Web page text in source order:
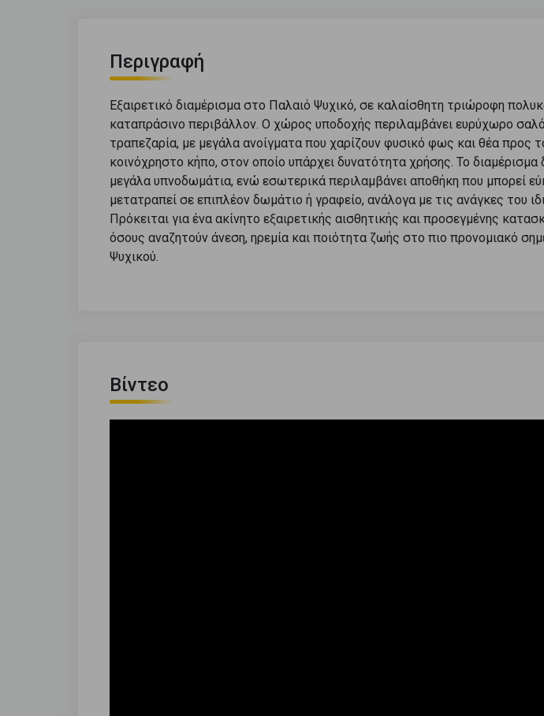
Περιγραφή
Εξαιρετικό διαμέρισμα στο Παλαιό Ψυχικό, σε καλαίσθητη τριώροφη
καταπράσινο περιβάλλον. Ο χώρος υποδοχής περιλαμβάνει ευρύχωρο
τραπεζαρία, με μεγάλα ανοίγματα που χαρίζουν φυσικό φως και θέα προς
κοινόχρηστο κήπο, στον οποίο υπάρχει δυνατότητα χρήσης. Το διαμέρισμα
μεγάλα υπνοδωμάτια, ενώ εσωτερικά περιλαμβάνει αποθήκη που μπορεί
μετατραπεί σε επιπλέον δωμάτιο ή γραφείο, ανάλογα με τις ανάγκες του
Πρόκειται για ένα ακίνητο εξαιρετικής αισθητικής και προσεγμένης
όσους αναζητούν άνεση, ηρεμία και ποιότητα ζωής στο πιο προνομιακό
Ψυχικού.
Βίντεο